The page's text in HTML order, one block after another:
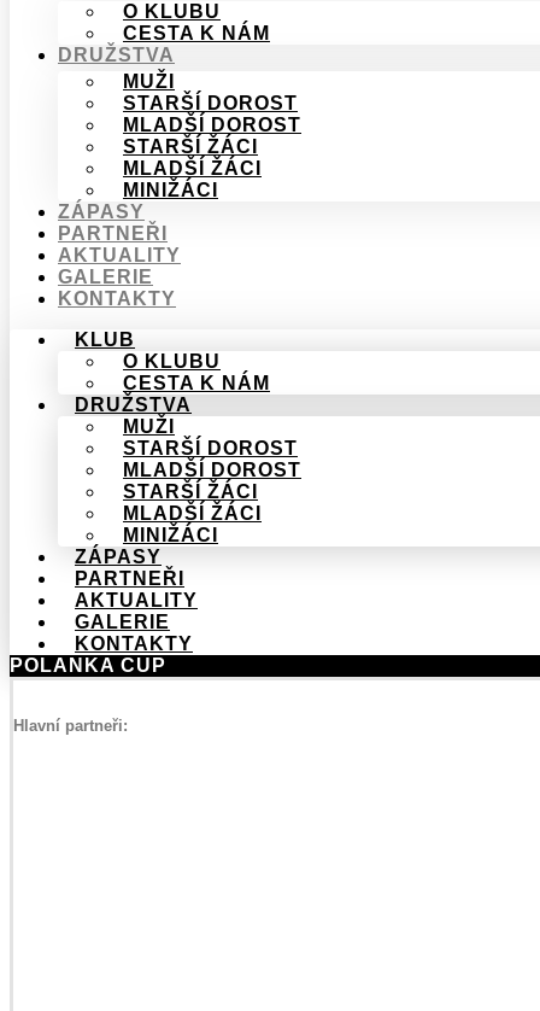
O KLUBU
CESTA K NÁM
DRUŽSTVA
MUŽI
STARŠÍ DOROST
MLADŠÍ DOROST
STARŠÍ ŽÁCI
MLADŠÍ ŽÁCI
MINIŽÁCI
ZÁPASY
PARTNEŘI
AKTUALITY
GALERIE
KONTAKTY
KLUB
O KLUBU
CESTA K NÁM
DRUŽSTVA
MUŽI
STARŠÍ DOROST
MLADŠÍ DOROST
STARŠÍ ŽÁCI
MLADŠÍ ŽÁCI
MINIŽÁCI
ZÁPASY
PARTNEŘI
AKTUALITY
GALERIE
KONTAKTY
POLANKA CUP
Hlavní partneři: